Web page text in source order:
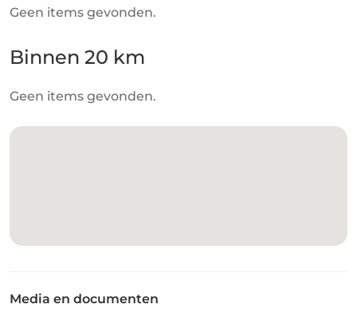
Geen items gevonden.
Binnen 20 km
Geen items gevonden.
Media en documenten